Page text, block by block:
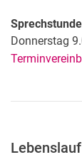
Sprechstunde
Donnerstag
Lebenslauf